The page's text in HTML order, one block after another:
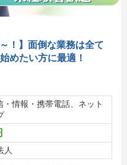
！】面倒な業務は全て
めたい方に最適！
・情報・携帯電話、ネット
人